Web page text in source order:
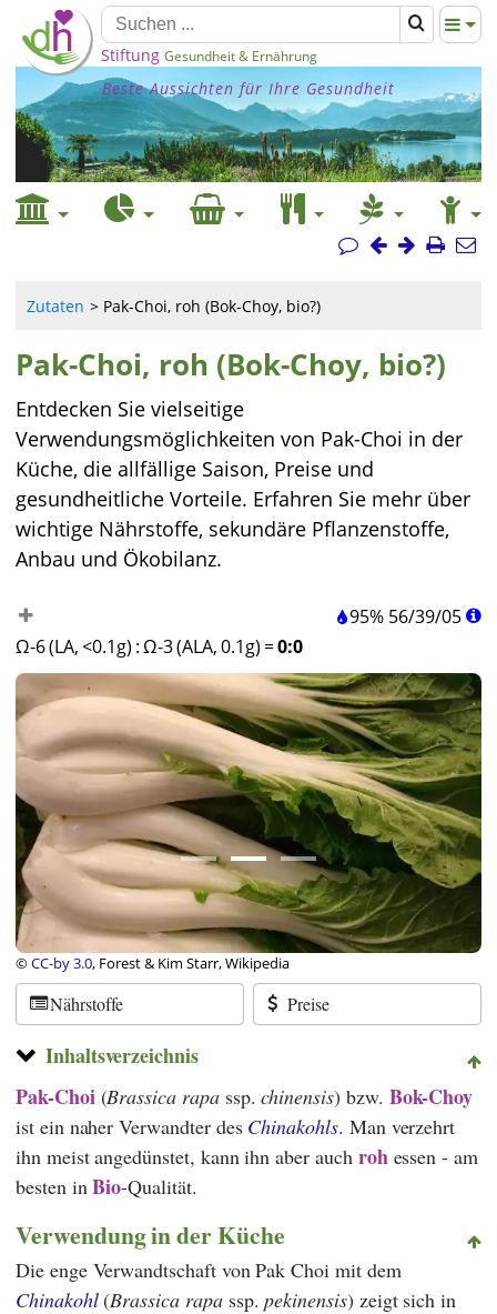
Stiftung Gesundheit & Ernährung
Beste Aussichten für Ihre Gesundheit
Zutaten Pak-Choi, roh (Bok-Choy, bio?)
Pak-Choi, roh (Bok-Choy, bio?)
Entdecken Sie vielseitige
Verwendungsmöglichkeiten von Pak-Choi in der
Küche, die allfällige Saison, Preise und
gesundheitliche Vorteile. Erfahren Sie mehr über
wichtige Nährstoffe, sekundäre Pflanzenstoffe,
Anbau und Ökobilanz.
95% 56/39/05
Ω-6 (LA, <0.1g) :Ω-3 (ALA, 0.1g) =0:0
©CC-by 3.0, Forest & Kim Starr, Wikipedia
Nährstoffe Preise
Inhaltsverzeichnis
Pak-Choi (Brassica rapassp.chinensis) bzw. Bok-Choy
ist ein naher Verwandter des Chinakohls. Man verzehrt
ihn meist angedünstet, kann ihn aber auch roh essen - am
besten inBio-Qualität.
Verwendung in der Küche
Die enge Verwandtschaft von Pak Choi mit dem
Chinakohl(Brassica rapassp.pekinensis) zeigt sich in